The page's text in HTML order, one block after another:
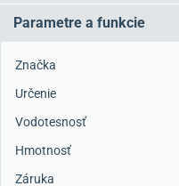
Parametre a funkcie
Značka
Určenie
Vodotesnosť
Hmotnosť
Záruka